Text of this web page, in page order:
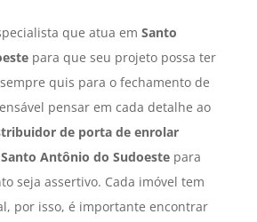
que atua em Santo
para que seu projeto possa ter
quis para o fechamento de
pensar em cada detalhe ao
de porta de enrolar
Santo Antônio do Sudoestepara
seja assertivo. Cada imóvel tem
por isso, é importante encontrar